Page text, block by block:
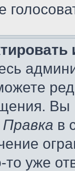
Вы
Правка в
то уже